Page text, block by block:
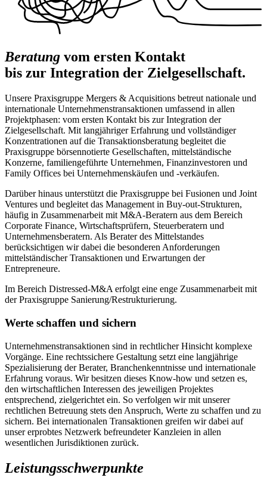
Beratung vom ersten Kontakt
bis zur Integration der Zielgesellschaft.
Unsere Praxisgruppe Mergers & Acquisitions betreut nationale und
internationale Unternehmenstransaktionen umfassend in allen
Projektphasen: vom ersten Kontakt bis zur Integration der
Zielgesellschaft. Mit langjähriger Erfahrung und vollständiger
Konzentrationen auf die Transaktionsberatung begleitet die
Praxisgruppe börsennotierte Gesellschaften, mittelständische
Konzerne, familiengeführte Unternehmen, Finanzinvestoren und
Family Offices bei Unternehmenskäufen und -verkäufen.
Darüber hinaus unterstützt die Praxisgruppe bei Fusionen und Joint
Ventures und begleitet das Management in Buy-out-Strukturen,
häufig in Zusammenarbeit mit M&A-Beratern aus dem Bereich
Corporate Finance, Wirtschaftsprüfern, Steuerberatern und
Unternehmensberatern. Als Berater des Mittelstandes
berücksichtigen wir dabei die besonderen Anforderungen
mittelständischer Transaktionen und Erwartungen der
Entrepreneure.
Im Bereich Distressed-M&A erfolgt eine enge Zusammenarbeit mit
der Praxisgruppe Sanierung/Restrukturierung.
Werte schaffen und sichern
Unternehmenstransaktionen sind in rechtlicher Hinsicht komplexe
Vorgänge. Eine rechtssichere Gestaltung setzt eine langjährige
Spezialisierung der Berater, Branchenkenntnisse und internationale
Erfahrung voraus. Wir besitzen dieses Know-how und setzen es,
den wirtschaftlichen Interessen des jeweiligen Projektes
entsprechend, zielgerichtet ein. So verfolgen wir mit unserer
rechtlichen Betreuung stets den Anspruch, Werte zu schaffen und zu
sichern. Bei internationalen Transaktionen greifen wir dabei auf
unser erprobtes Netzwerk befreundeter Kanzleien in allen
wesentlichen Jurisdiktionen zurück.
Leistungsschwerpunkte